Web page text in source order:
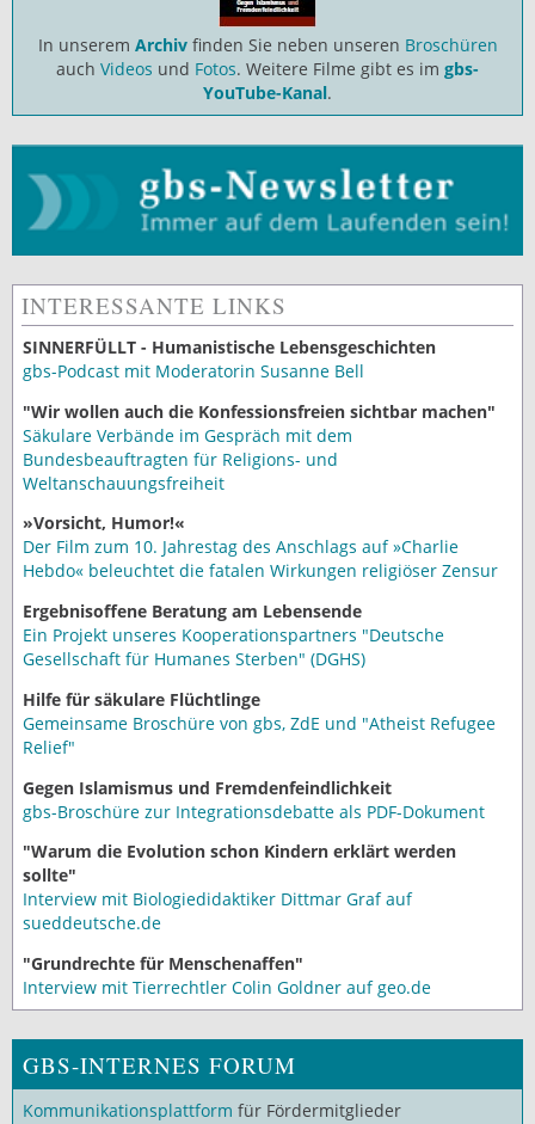
In unserem Archiv finden Sie neben unseren Broschüren
auch Videos und Fotos. Weitere Filme gibt es im gbs-
YouTube-Kanal.
INTERESSANTE LINKS
SINNERFÜLLT - Humanistische Lebensgeschichten
gbs-Podcast mit Moderatorin Susanne Bell
"Wir wollen auch die Konfessionsfreien sichtbar machen"
Säkulare Verbände im Gespräch mit dem
Bundesbeauftragten für Religions- und
Weltanschauungsfreiheit
»Vorsicht, Humor!«
Der Film zum 10. Jahrestag des Anschlags auf »Charlie
Hebdo« beleuchtet die fatalen Wirkungen religiöser Zensur
Ergebnisoffene Beratung am Lebensende
Ein Projekt unseres Kooperationspartners "Deutsche
Gesellschaft für Humanes Sterben" (DGHS)
Hilfe für säkulare Flüchtlinge
Gemeinsame Broschüre von gbs, ZdE und "Atheist Refugee
Relief"
Gegen Islamismus und Fremdenfeindlichkeit
gbs-Broschüre zur Integrationsdebatte als PDF-Dokument
"Warum die Evolution schon Kindern erklärt werden
sollte"
Interview mit Biologiedidaktiker Dittmar Graf auf
sueddeutsche.de
"Grundrechte für Menschenaffen"
Interview mit Tierrechtler Colin Goldner auf geo.de
GBS-INTERNES FORUM
Kommunikationsplattform für Fördermitglieder